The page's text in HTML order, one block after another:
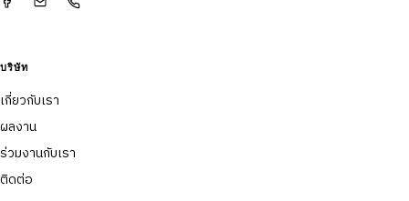
บริษัท
เกี่ยวกับเรา
ผลงาน
ร่วมงานกับเรา
ติดต่อ